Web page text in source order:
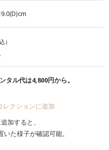
）
タル代は4,800円から。
レクションに追加
加すると、
いた様子が確認可能。